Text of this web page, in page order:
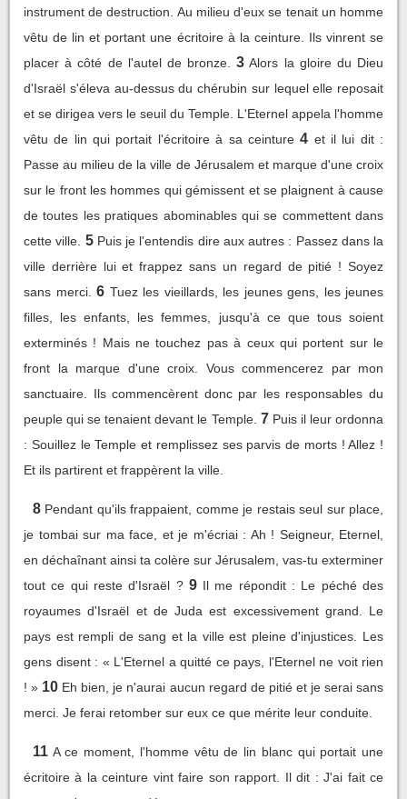
instrument de destruction. Au milieu d'eux se tenait un homme
vêtu de lin et portant une écritoire à la ceinture. Ils vinrent se
placer à côté de l'autel de bronze.
3 Alors la gloire du Dieu
d'Israël s'éleva au-dessus du chérubin sur lequel elle reposait
et se dirigea vers le seuil du Temple. L'Eternel appela l'homme
vêtu de lin qui portait l'écritoire à sa ceinture 4 et il lui dit :
Passe au milieu de la ville de Jérusalem et marque d'une croix
sur le front les hommes qui gémissent et se plaignent à cause
de toutes les pratiques abominables qui se commettent dans
cette ville. 5 Puis je l'entendis dire aux autres : Passez dans la
ville derrière lui et frappez sans un regard de pitié ! Soyez
sans merci. 6 Tuez les vieillards, les jeunes gens, les jeunes
filles, les enfants, les femmes, jusqu'à ce que tous soient
exterminés ! Mais ne touchez pas à ceux qui portent sur le
front la marque d'une croix. Vous commencerez par mon
sanctuaire. Ils commencèrent donc par les responsables du
peuple qui se tenaient devant le Temple. 7 Puis il leur ordonna
: Souillez le Temple et remplissez ses parvis de morts ! Allez !
Et ils partirent et frappèrent la ville.
8 Pendant qu'ils frappaient, comme je restais seul sur place,
je tombai sur ma face, et je m'écriai : Ah ! Seigneur, Eternel,
en déchaînant ainsi ta colère sur Jérusalem, vas-tu exterminer
tout ce qui reste d'Israël ? 9 Il me répondit : Le péché des
royaumes d'Israël et de Juda est excessivement grand. Le
pays est rempli de sang et la ville est pleine d'injustices. Les
gens disent : « L'Eternel a quitté ce pays, l'Eternel ne voit rien
! » 10 Eh bien, je n'aurai aucun regard de pitié et je serai sans
merci. Je ferai retomber sur eux ce que mérite leur conduite.
11 A ce moment, l'homme vêtu de lin blanc qui portait une
écritoire à la ceinture vint faire son rapport. Il dit : J'ai fait ce